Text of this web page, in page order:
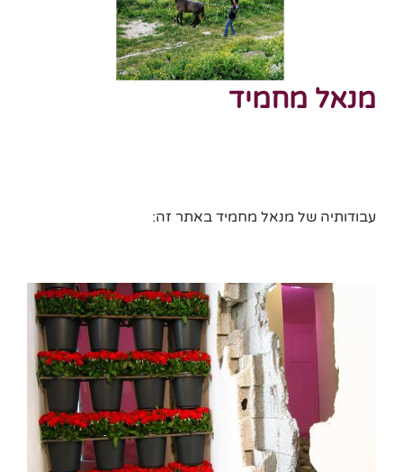
מנאל מחמיד
עבודותיה של מנאל מחמיד באתר זה: